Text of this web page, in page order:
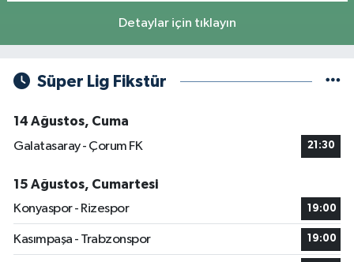
Detaylar için tıklayın
Süper Lig Fikstür
14 Ağustos, Cuma
Galatasaray - Çorum FK
21:30
15 Ağustos, Cumartesi
Konyaspor - Rizespor
19:00
Kasımpaşa - Trabzonspor 19:00